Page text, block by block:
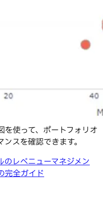
を使って、ポートフォリオ
スを確認できます。
のレベニューマネジメン
完全ガイド